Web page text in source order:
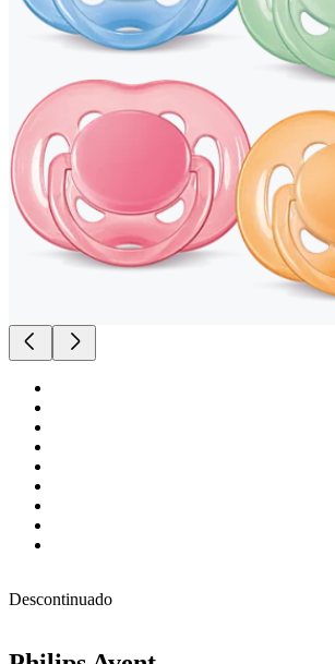
Descontinuado